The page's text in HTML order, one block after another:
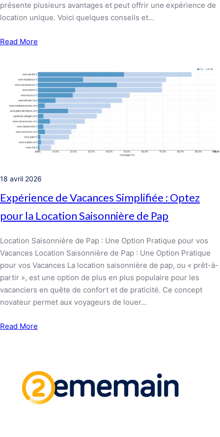
présente plusieurs avantages et peut offrir une expérience de
location unique. Voici quelques conseils et…
Read More
18 avril 2026
Expérience de Vacances Simplifiée : Optez
pour la Location Saisonnière de Pap
Location Saisonnière de Pap : Une Option Pratique pour vos
Vacances Location Saisonnière de Pap : Une Option Pratique
pour vos Vacances La location saisonnière de pap, ou « prêt-à-
partir », est une option de plus en plus populaire pour les
vacanciers en quête de confort et de praticité. Ce concept
novateur permet aux voyageurs de louer…
Read More